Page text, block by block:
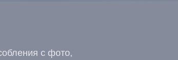
с фото,